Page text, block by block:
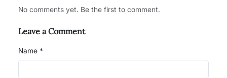
No comments yet. Be the first to comment.
Leave a Comment
Name *